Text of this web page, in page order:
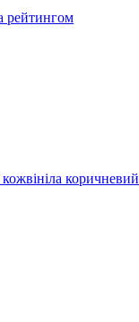
рейтингом
коричневий